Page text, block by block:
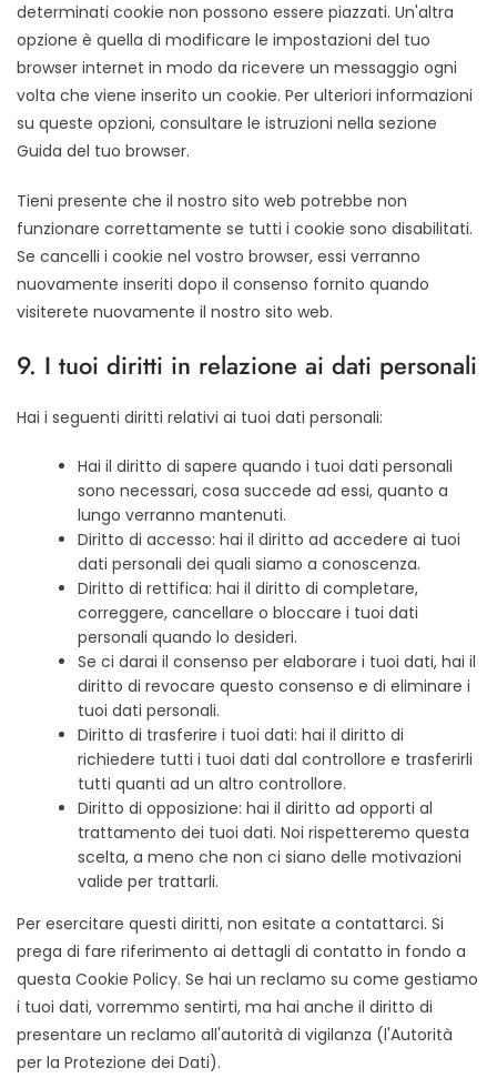
determinati cookie non possono essere piazzati. Un'altra
opzione è quella di modificare le impostazioni del tuo
browser internet in modo da ricevere un messaggio ogni
volta che viene inserito un cookie. Per ulteriori informazioni
su queste opzioni, consultare le istruzioni nella sezione
Guida del tuo browser.
Tieni presente che il nostro sito web potrebbe non
funzionare correttamente se tutti i cookie sono disabilitati.
Se cancelli i cookie nel vostro browser, essi verranno
nuovamente inseriti dopo il consenso fornito quando
visiterete nuovamente il nostro sito web.
9. I tuoi diritti in relazione ai dati personali
Hai i seguenti diritti relativi ai tuoi dati personali:
Hai il diritto di sapere quando i tuoi dati personali
sono necessari, cosa succede ad essi, quanto a
lungo verranno mantenuti.
Diritto di accesso: hai il diritto ad accedere ai tuoi
dati personali dei quali siamo a conoscenza.
Diritto di rettifica: hai il diritto di completare,
correggere, cancellare o bloccare i tuoi dati
personali quando lo desideri.
Se ci darai il consenso per elaborare i tuoi dati, hai il
diritto di revocare questo consenso e di eliminare i
tuoi dati personali.
Diritto di trasferire i tuoi dati: hai il diritto di
richiedere tutti i tuoi dati dal controllore e trasferirli
tutti quanti ad un altro controllore.
Diritto di opposizione: hai il diritto ad opporti al
trattamento dei tuoi dati. Noi rispetteremo questa
scelta, a meno che non ci siano delle motivazioni
valide per trattarli.
Per esercitare questi diritti, non esitate a contattarci. Si
prega di fare riferimento ai dettagli di contatto in fondo a
questa Cookie Policy. Se hai un reclamo su come gestiamo
i tuoi dati, vorremmo sentirti, ma hai anche il diritto di
presentare un reclamo all'autorità di vigilanza (l'Autorità
per la Protezione dei Dati).